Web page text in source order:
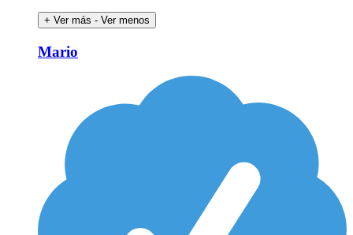
+ Ver más - Ver menos
Mario